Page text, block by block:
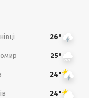
26°
25°
24°
24°